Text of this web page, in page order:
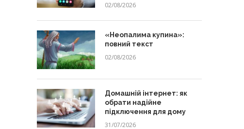
02/08/2026
«Неопалима купина»:
повний текст
02/08/2026
Домашній інтернет: як
обрати надійне
підключення для дому
31/07/2026